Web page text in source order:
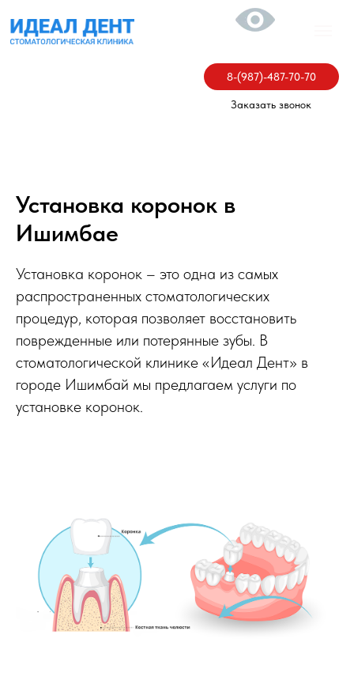
8-(987)-487-70-70
Заказать звонок
Установка коронок в
Ишимбае
Установка коронок – это одна из самых
распространенных стоматологических
процедур, которая позволяет восстановить
поврежденные или потерянные зубы. В
стоматологической клинике «Идеал Дент» в
городе Ишимбай мы предлагаем услуги по
установке коронок.